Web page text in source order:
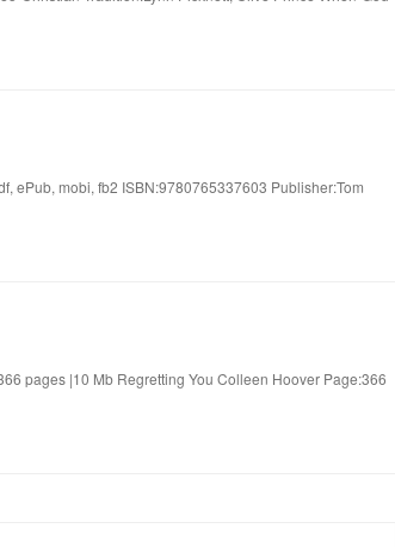
ePub, mobi, fb2 ISBN:9780765337603 Publisher:Tom
pages |10 Mb Regretting You Colleen Hoover Page:366